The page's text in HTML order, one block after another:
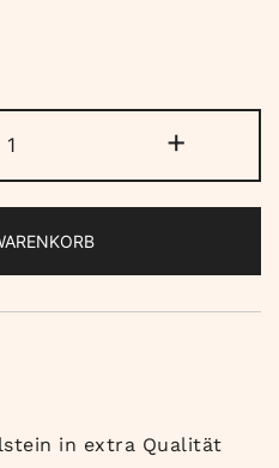
Trommelstein
extra
Menge
+
in extra Qualität